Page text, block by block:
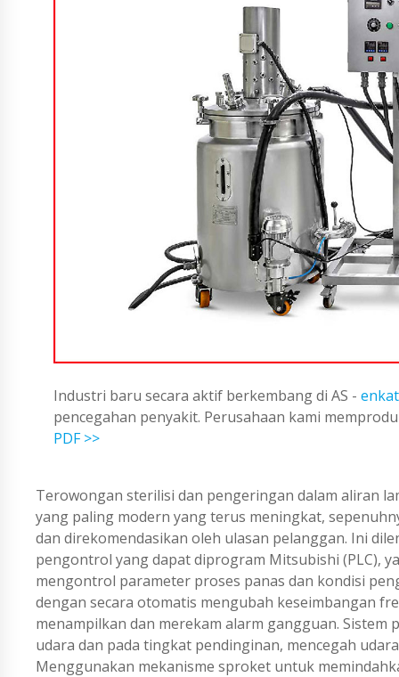
Industri baru secara aktif berkembang di AS -
pencegahan penyakit. Perusahaan kami
PDF >>
Terowongan sterilisi dan pengeringan dalam aliran
yang paling modern yang terus meningkat,
dan direkomendasikan oleh ulasan pelanggan. Ini
pengontrol yang dapat diprogram Mitsubishi (PLC),
mengontrol parameter proses panas dan kondisi
dengan secara otomatis mengubah keseimbangan
menampilkan dan merekam alarm gangguan.
udara dan pada tingkat pendinginan, mencegah
Menggunakan mekanisme sproket untuk